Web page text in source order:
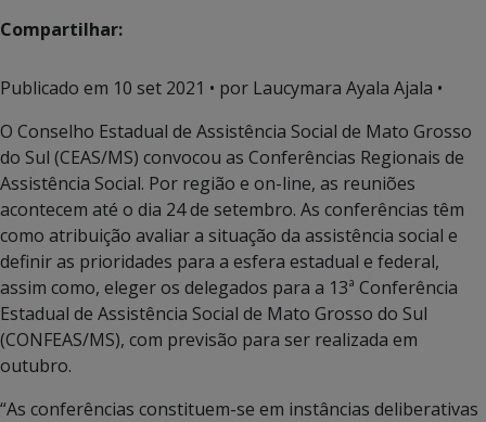
Compartilhar:
Publicado em 10 set 2021 • por Laucymara Ayala Ajala •
O Conselho Estadual de Assistência Social de Mato Grosso
do Sul (CEAS/MS) convocou as Conferências Regionais de
Assistência Social. Por região e on-line, as reuniões
acontecem até o dia 24 de setembro. As conferências têm
como atribuição avaliar a situação da assistência social e
definir as prioridades para a esfera estadual e federal,
assim como, eleger os delegados para a 13ª Conferência
Estadual de Assistência Social de Mato Grosso do Sul
(CONFEAS/MS), com previsão para ser realizada em
outubro.
“As conferências constituem-se em instâncias deliberativas